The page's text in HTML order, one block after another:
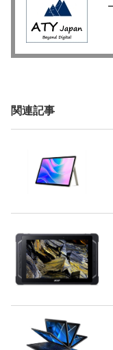
関連記事